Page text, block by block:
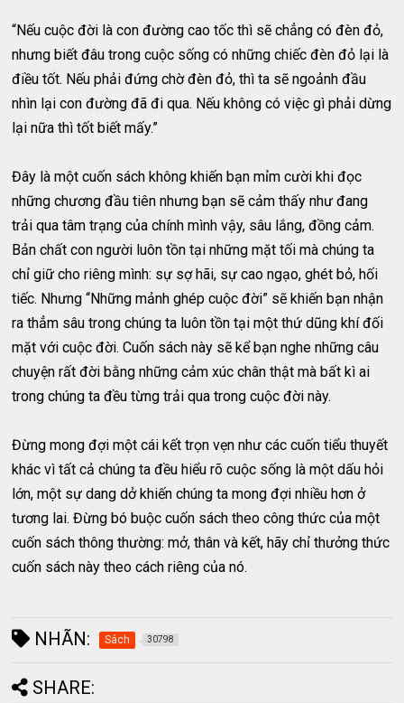
“Nếu cuộc đời là con đường cao tốc thì sẽ chẳng có đèn đỏ,
nhưng biết đâu trong cuộc sống có những chiếc đèn đỏ lại là
điều tốt. Nếu phải đứng chờ đèn đỏ, thì ta sẽ ngoảnh đầu
nhìn lại con đường đã đi qua. Nếu không có việc gì phải dừng
lại nữa thì tốt biết mấy.”
Đây là một cuốn sách không khiến bạn mỉm cười khi đọc
những chương đầu tiên nhưng bạn sẽ cảm thấy như đang
trải qua tâm trạng của chính mình vậy, sâu lắng, đồng cảm.
Bản chất con người luôn tồn tại những mặt tối mà chúng ta
chỉ giữ cho riêng mình: sự sợ hãi, sự cao ngạo, ghét bỏ, hối
tiếc. Nhưng “Những mảnh ghép cuộc đời” sẽ khiến bạn nhận
ra thẳm sâu trong chúng ta luôn tồn tại một thứ dũng khí đối
mặt với cuộc đời. Cuốn sách này sẽ kể bạn nghe những câu
chuyện rất đời bằng những cảm xúc chân thật mà bất kì ai
trong chúng ta đều từng trải qua trong cuộc đời này.
Đừng mong đợi một cái kết trọn vẹn như các cuốn tiểu thuyết
khác vì tất cả chúng ta đều hiểu rõ cuộc sống là một dấu hỏi
lớn, một sự dang dở khiến chúng ta mong đợi nhiều hơn ở
tương lai. Đừng bó buộc cuốn sách theo công thức của một
cuốn sách thông thường: mở, thân và kết, hãy chỉ thưởng thức
cuốn sách này theo cách riêng của nó.
NHÃN: Sách 30798
SHARE: